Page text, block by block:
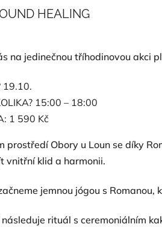
HEALING
na jedinečnou tříhodinovou akci
19.10.
15:00 – 18:00
1 590 Kč
prostředí Obory u Loun se díky
vnitřní klid a harmonii.
jemnou jógou s
rituál s ceremoniálním